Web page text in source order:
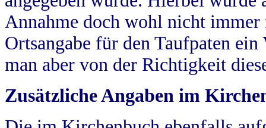
Annahme doch wohl nicht
Ortsangabe für den Taufpaten
man aber von der Richtigkeit
Zusätzliche Angaben im